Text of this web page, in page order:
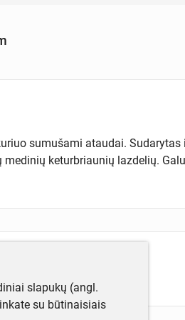
sumušami ataudai. Sudarytas
keturbriaunių lazdelių.
slapukų (angl.
su būtinaisiais